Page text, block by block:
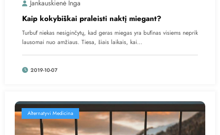
Jankauskienė Inga
Kaip kokybiškai praleisti naktį miegant?
Turbūt niekas nesiginčytų, kad geras miegas yra būtinas visiems neprik
lausomai nuo amžiaus. Tiesa, šiais laikais, kai…
2019-10-07
Alternatyvi Medicina